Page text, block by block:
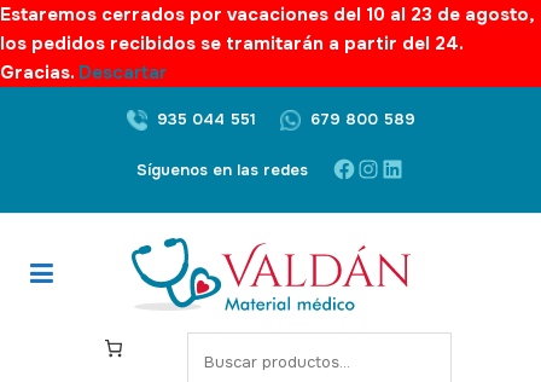
Estaremos cerrados por vacaciones del 10 al 23 de agosto,
los pedidos recibidos se tramitarán a partir del 24.
Gracias. Descartar
935 044 551 679 800 589
Síguenos en las redes Facebook
Instagram
LinkedIn
S
e